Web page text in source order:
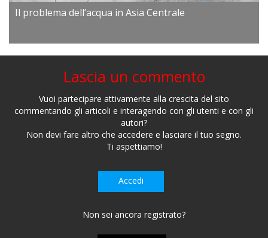
Il problema dell’acqua in Asia Centrale
Lascia un commento
Vuoi partecipare attivamente alla crescita del sito
commentando gli articoli e interagendo con gli utenti e con gli
autori?
Non devi fare altro che accedere e lasciare il tuo segno.
Ti aspettiamo!
Accedi
Non sei ancora registrato?